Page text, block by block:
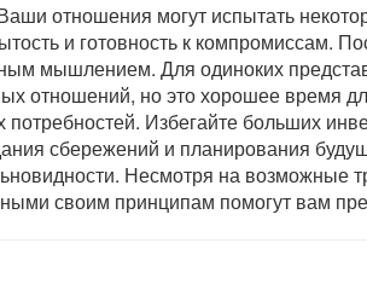
отношения могут испытать
и готовность к компромиссам.
мышлением. Для одиноких
отношений, но это хорошее время
Избегайте больших
сбережений и планирования
Несмотря на возможные
своим принципам помогут вам